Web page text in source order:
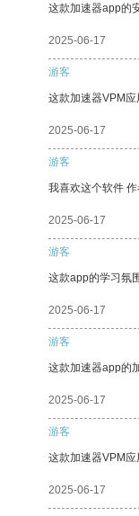
这款加速器app的
2025-06-17
游客
这款加速器VPM应
2025-06-17
游客
我喜欢这个软件
2025-06-17
游客
这款app的学习氛
2025-06-17
游客
这款加速器app的
2025-06-17
游客
这款加速器VPM应
2025-06-17